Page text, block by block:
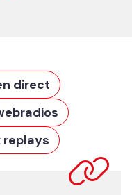
direct
replays